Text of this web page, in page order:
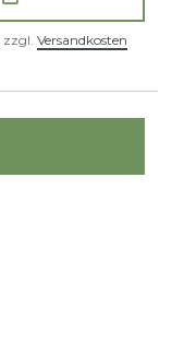
zzgl. Versandkosten